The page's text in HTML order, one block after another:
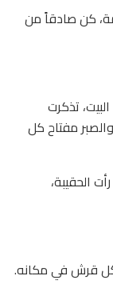
كن صادقاً من
تذكرت
مفتاح كل
الحقيبة،
كل قرش في مكانه.